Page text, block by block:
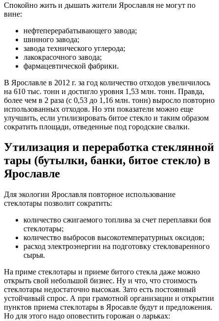
Спокойно жить и дышать жители Ярославля не могут по
вине:
нефтеперерабатывающего завода;
шинного завода;
завода технического углерода;
лакокрасочного завода;
фармацевтической фабрики.
В Ярославле в 2012 г. за год количество отходов увеличилось
на 610 тыс. тонн и достигло уровня 1,53 млн. тонн. Правда,
более чем в 2 раза (с 0,53 до 1,16 млн. тонн) выросло повторно
использованных отходов. Но эти показатели можно еще
улучшить, если утилизировать битое стекло и таким образом
сократить площади, отведенные под городские свалки.
Утилизация и переработка стеклянной
тары (бутылки, банки, битое стекло) в
Ярославле
Для экологии Ярославля повторное использование
стеклотары позволит сократить:
количество сжигаемого топлива за счет переплавки боя
стеклотары;
количество выбросов высокотемпературных оксидов;
расход электроэнергии на подготовку стекловаренного
сырья.
На приме стеклотары и приеме битого стекла даже можно
открыть свой небольшой бизнес. Ну и что, что стоимость
стеклотары недостаточно высокая. Зато есть постоянный
устойчивый спрос. А при грамотной организации и открытии
пунктов приема стеклотары в Яросавле будут и предложения.
Но для этого надо оповестить горожан о ларьках: